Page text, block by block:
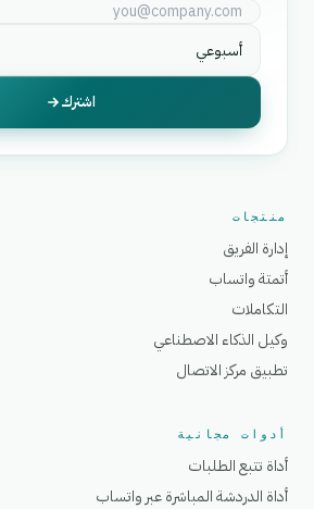
اشترك
منتجات
إدارة الفريق
أتمتة واتساب
التكاملات
وكيل الذكاء الاصطناعي
تطبيق مركز الاتصال
أدوات مجانية
أداة تتبع الطلبات
أداة الدردشة المباشرة عبر واتساب